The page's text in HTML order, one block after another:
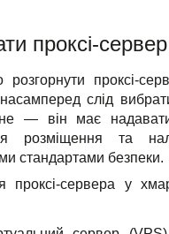
проксі-
проксі-
слід
— він має надавати
розміщення та
стандартами безпеки.
проксі-сервера у